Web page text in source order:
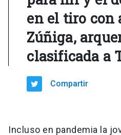
en el tiro con
Zúñiga,
clasificada a
Compartir
Incluso en pandemia la